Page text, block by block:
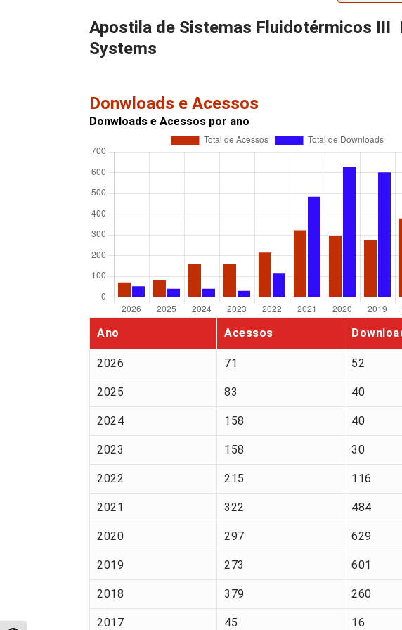
Apostila de Sistemas Fluidotérmicos III
Systems
Donwloads e Acessos
Donwloads e Acessos por ano
Ano Acessos
2026 71 52
2025 83 40
2024 158 40
2023 158 30
2022 215 116
2021 322 484
2020 297 629
2019 273 601
2018 379 260
2017 45 16